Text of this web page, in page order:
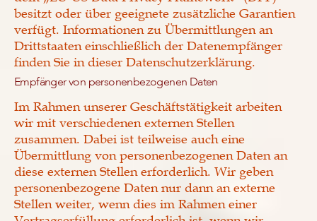
besitzt oder über geeignete zusätzliche Garantien
verfügt. Informationen zu Übermittlungen an
Drittstaaten einschließlich der Datenempfänger
finden Sie in dieser Datenschutzerklärung.
Empfänger von personenbezogenen Daten
Im Rahmen unserer Geschäftstätigkeit arbeiten
wir mit verschiedenen externen Stellen
zusammen. Dabei ist teilweise auch eine
Übermittlung von personenbezogenen Daten an
diese externen Stellen erforderlich. Wir geben
personenbezogene Daten nur dann an externe
Stellen weiter, wenn dies im Rahmen einer